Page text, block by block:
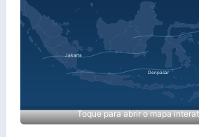
Toque para abrir o mapa